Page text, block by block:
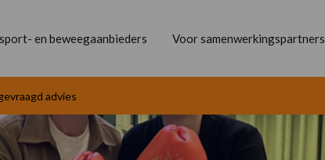
en beweegaanbieders Voor samenwerkingspartners
advies